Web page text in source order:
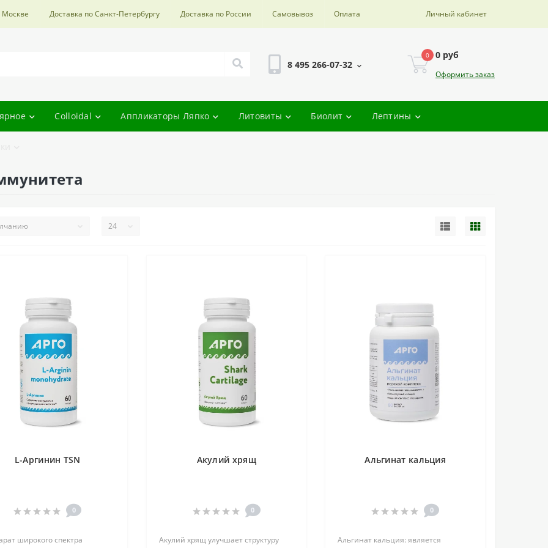
Москве Доставка по Санкт-Петербургу Доставка по России Самовывоз Оплата Личный кабинет
8 495 266-07-32
0 0 руб
Оформить заказ
Colloidal Аппликаторы Ляпко Литовиты Биолит Лептины
L-Аргинин TSN
0
широкого спектра
Акулий хрящ
0
Акулий хрящ улучшает структуру
Альгинат кальция
0
Альгинат кальция: является